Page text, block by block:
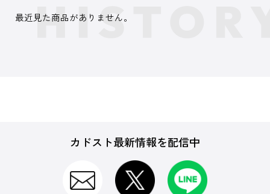
最近見た商品がありません。
カドスト最新情報を配信中